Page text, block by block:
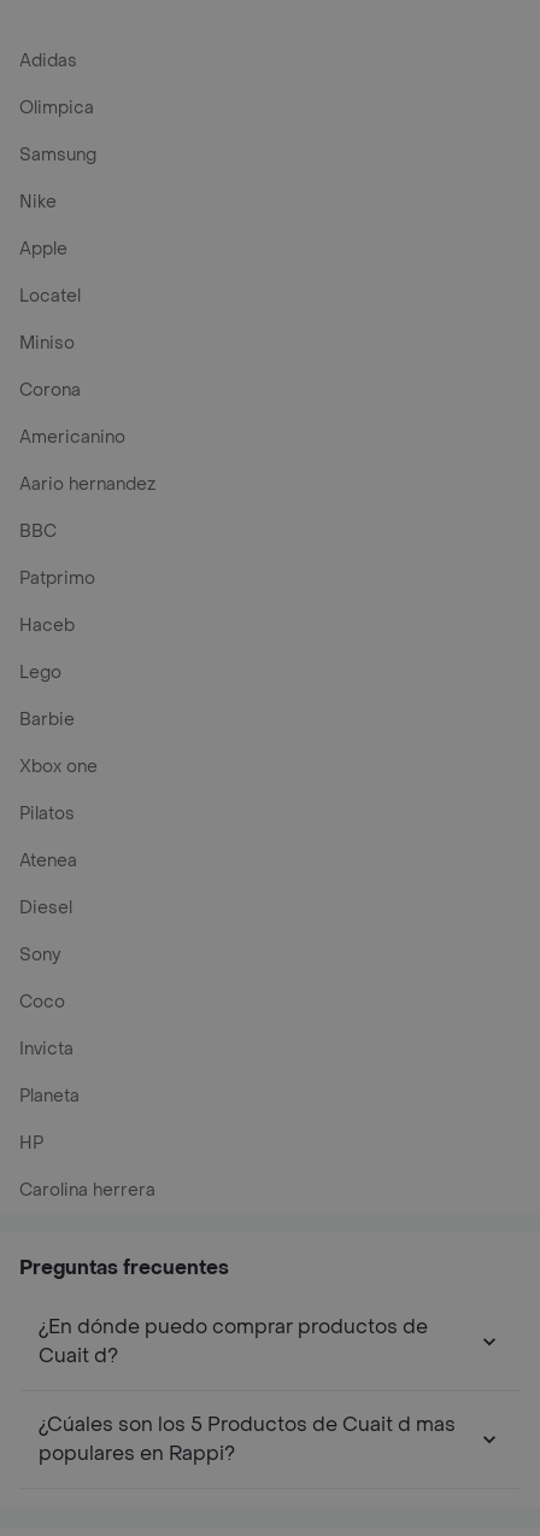
Adidas
Olimpica
Samsung
Nike
Apple
Locatel
Miniso
Corona
Americanino
Aario hernandez
BBC
Patprimo
Haceb
Lego
Barbie
Xbox one
Pilatos
Atenea
Diesel
Sony
Coco
Invicta
Planeta
HP
Carolina herrera
Preguntas frecuentes
¿En dónde puedo comprar productos de
Cuait d?
¿Cúales son los 5 Productos de Cuait d mas
populares en Rappi?